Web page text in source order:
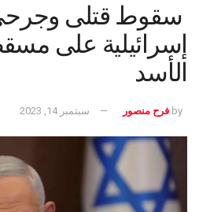
سقوط قتلى
إسرائيلية على
الأسد
by فرح منصور سبتمبر 14, 2023